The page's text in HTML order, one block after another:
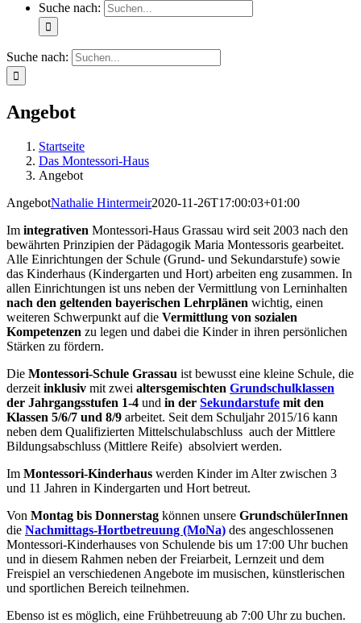
Suche nach:
Suche nach:
Angebot
Startseite
Das Montessori-Haus
Angebot
AngebotNathalie Hintermeir2020-11-26T17:00:03+01:00
Im integrativen Montessori-Haus Grassau wird seit 2003 nach den
bewährten Prinzipien der Pädagogik Maria Montessoris gearbeitet.
Alle Einrichtungen der Schule (Grund- und Sekundarstufe) sowie
das Kinderhaus (Kindergarten und Hort) arbeiten eng zusammen. In
allen Einrichtungen ist uns neben der Vermittlung von Lerninhalten
nach den geltenden bayerischen Lehrplänen wichtig, einen
weiteren Schwerpunkt auf die Vermittlung von sozialen
Kompetenzen zu legen und dabei die Kinder in ihren persönlichen
Stärken zu fördern.
Die Montessori-Schule Grassau ist bewusst eine kleine Schule, die
derzeit inklusiv mit zwei altersgemischten Grundschulklassen
der Jahrgangsstufen 1-4 und in der Sekundarstufe mit den
Klassen 5/6/7 und 8/9 arbeitet. Seit dem Schuljahr 2015/16 kann
neben dem Qualifizierten Mittelschulabschluss auch der Mittlere
Bildungsabschluss (Mittlere Reife) absolviert werden.
Im Montessori-Kinderhaus werden Kinder im Alter zwischen 3
und 11 Jahren in Kindergarten und Hort betreut.
Von Montag bis Donnerstag können unsere GrundschülerInnen
die Nachmittags-Hortbetreuung (MoNa) des angeschlossenen
Montessori-Kinderhauses von Schulende bis um 17:00 Uhr buchen
und in diesem Rahmen neben der Freiarbeit, Lernzeit und dem
Freispiel an verschiedenen Angebote im musischen, künstlerischen
und sportlichen Bereich teilnehmen.
Ebenso ist es möglich, eine Frühbetreuung ab 7:00 Uhr zu buchen.